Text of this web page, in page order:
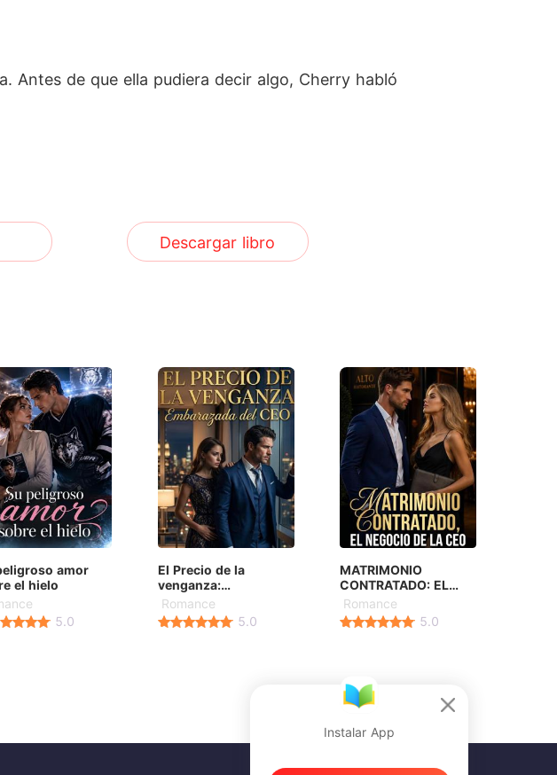
Antes de que ella pudiera decir algo, Cherry habló
Descargar libro
amor
el hielo
5.0
El Precio de la
venganza:
Embarazada del CEO
Romance
5.0
MATRIMONIO
CONTRATADO: EL
NEGOCIO DE LA CEO
Romance
5.0
Instalar App